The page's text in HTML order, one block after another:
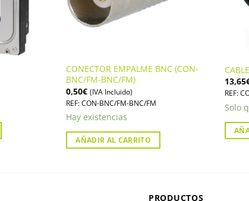
CONECTOR EMPALME BNC (CON-
BNC/FM-BNC/FM)
0,50€ (IVA Incluido)
REF: CON-BNC/FM-BNC/FM
Hay existencias
AÑADIR AL CARRITO
13,65
REF:
Solo
PRODUCTOS